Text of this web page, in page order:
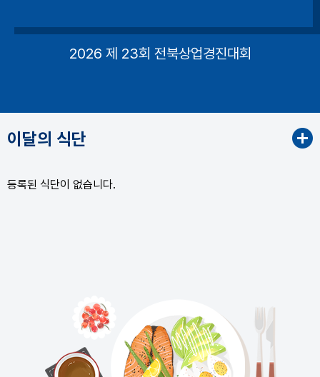
2026 제 23회 전북상업경진대회
이달의 식단
등록된 식단이 없습니다.